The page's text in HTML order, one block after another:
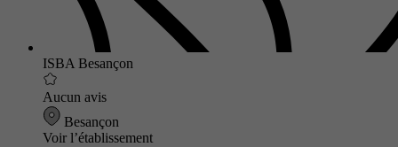
ISBA Besançon
Aucun avis
Besançon
Voir l’établissement